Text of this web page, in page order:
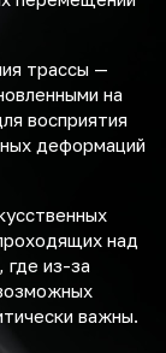
трассы —
на
восприятия
деформаций
над
где из-за
важны.